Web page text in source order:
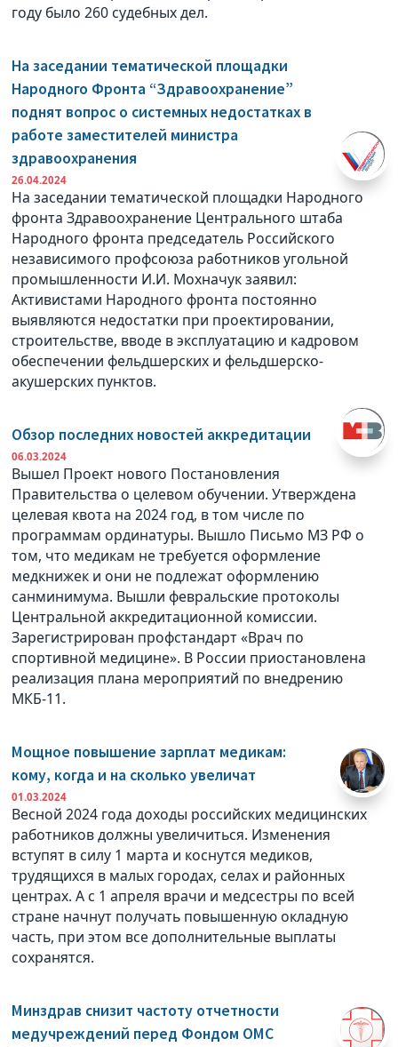
году было 260 судебных дел.
На заседании тематической площадки
Народного Фронта “Здравоохранение”
поднят вопрос о системных недостатках в
работе заместителей министра
здравоохранения
26.04.2024
На заседании тематической площадки Народного
фронта Здравоохранение Центрального штаба
Народного фронта председатель Российского
независимого профсоюза работников угольной
промышленности И.И. Мохначук заявил:
Активистами Народного фронта постоянно
выявляются недостатки при проектировании,
строительстве, вводе в эксплуатацию и кадровом
обеспечении фельдшерских и фельдшерско-
акушерских пунктов.
Обзор последних новостей аккредитации
06.03.2024
Вышел Проект нового Постановления
Правительства о целевом обучении. Утверждена
целевая квота на 2024 год, в том числе по
программам ординатуры. Вышло Письмо МЗ РФ о
том, что медикам не требуется оформление
медкнижек и они не подлежат оформлению
санминимума. Вышли февральские протоколы
Центральной аккредитационной комиссии.
Зарегистрирован профстандарт «Врач по
спортивной медицине». В России приостановлена
реализация плана мероприятий по внедрению
МКБ-11.
Мощное повышение зарплат медикам:
кому, когда и на сколько увеличат
01.03.2024
Весной 2024 года доходы российских медицинских
работников должны увеличиться. Изменения
вступят в силу 1 марта и коснутся медиков,
трудящихся в малых городах, селах и районных
центрах. А с 1 апреля врачи и медсестры по всей
стране начнут получать повышенную окладную
часть, при этом все дополнительные выплаты
сохранятся.
Минздрав снизит частоту отчетности
медучреждений перед Фондом ОМС